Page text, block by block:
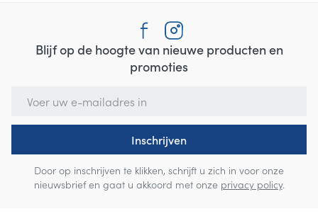
Blijf op de hoogte van nieuwe producten en
promoties
Inschrijven
Door op inschrijven te klikken, schrijft u zich in voor onze
nieuwsbrief en gaat u akkoord met onze privacy policy.